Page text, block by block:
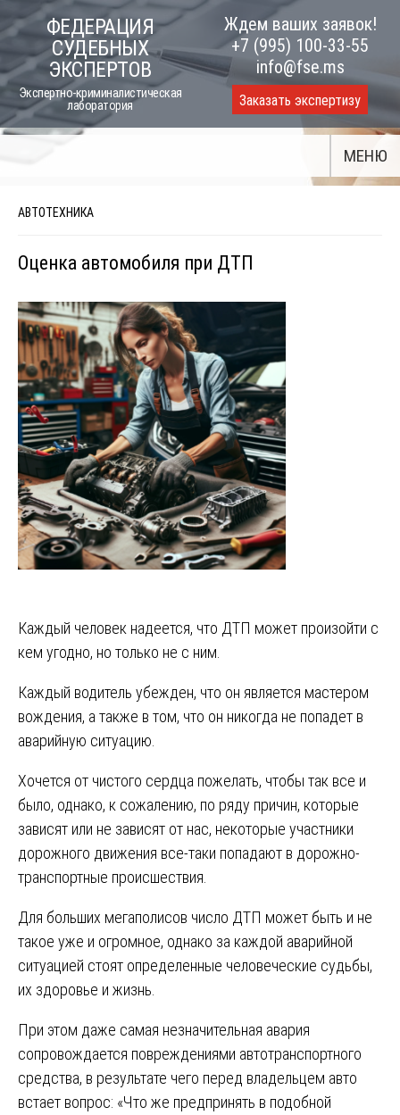
to
content
ФЕДЕРАЦИЯ
СУДЕБНЫХ
ЭКСПЕРТОВ
Экспертно-криминалистическая
лаборатория
Ждем ваших заявок!
+7 (995) 100-33-55
info@fse.ms
Заказать экспертизу
МЕНЮ
АВТОТЕХНИКА
Оценка автомобиля при ДТП
Каждый человек надеется, что ДТП может произойти с
кем угодно, но только не с ним.
Каждый водитель убежден, что он является мастером
вождения, а также в том, что он никогда не попадет в
аварийную ситуацию.
Хочется от чистого сердца пожелать, чтобы так все и
было, однако, к сожалению, по ряду причин, которые
зависят или не зависят от нас, некоторые участники
дорожного движения все-таки попадают в дорожно-
транспортные происшествия.
Для больших мегаполисов число ДТП может быть и не
такое уже и огромное, однако за каждой аварийной
ситуацией стоят определенные человеческие судьбы,
их здоровье и жизнь.
При этом даже самая незначительная авария
сопровождается повреждениями автотранспортного
средства, в результате чего перед владельцем авто
встает вопрос: «Что же предпринять в подобной